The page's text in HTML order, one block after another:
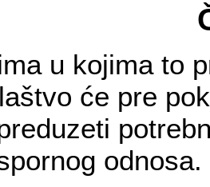
u kojima to
će pre
odnosa.